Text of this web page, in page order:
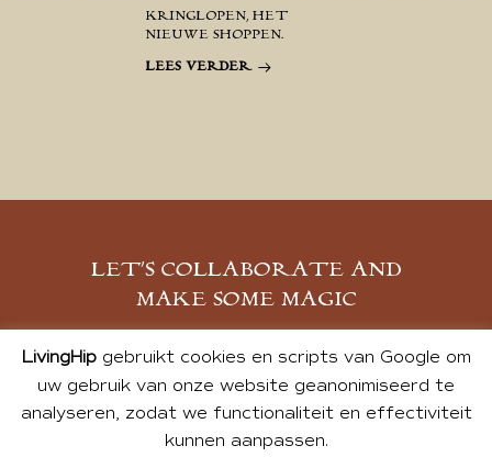
KRINGLOPEN, HET
NIEUWE SHOPPEN.
LEES VERDER
LET’S COLLABORATE AND
MAKE SOME MAGIC
MELD JE AAN
LivingHipgebruikt cookies en scripts van Google om
uw gebruik van onze website geanonimiseerd te
analyseren, zodat we functionaliteit en effectiviteit
kunnen aanpassen.